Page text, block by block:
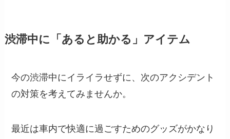
渋滞中に「あると助かる」アイテム
今の渋滞中にイライラせずに、次のアクシデント
の対策を考えてみませんか。
最近は車内で快適に過ごすためのグッズがかなり